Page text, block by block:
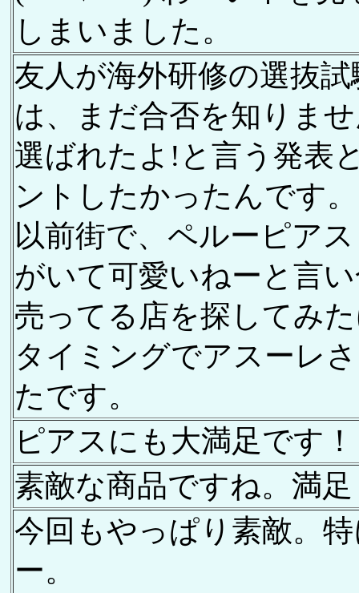
しまいました。
友人が海外研修の選抜
は、まだ合否を知りま
選ばれたよ!と言う発表
ントしたかったんです。
以前街で、ペルーピア
がいて可愛いねーと言
売ってる店を探してみ
タイミングでアスーレ
たです。
ピアスにも大満足です！
素敵な商品ですね。満
今回もやっぱり素敵。
ー。